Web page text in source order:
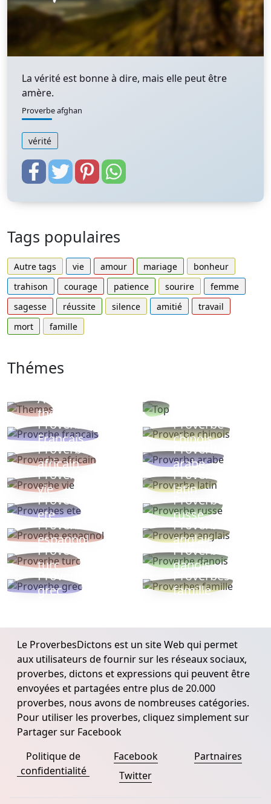
La vérité est bonne à dire, mais elle peut être
amère.
Proverbe afghan
vérité
Tags populaires
Autre tags vie amour mariage
bonheur
trahison
courage patience sourire
femme
sagesse
réussite silence amitié
travail
mort
famille
Thémes
Autres
thèmes
Proverbe
Français
Proverbe
chinois
Proverbe
africain
Proverbe
arabe
Proverbe
vie
Proverbe
latin
Proverbes
ete
Proverbe
russe
Proverbe
espagnol
Proverbe
anglais
Proverbe
turc
Proverbe
danois
Proverbe
grec
Proverbes
famille
Le ProverbesDictons est un site Web qui permet
aux utilisateurs de fournir sur les réseaux sociaux,
proverbes, dictons et expressions qui peuvent être
envoyées et partagées entre plus de 20.000
proverbes, nous avons de nombreuses catégories.
Pour utiliser les proverbes, cliquez simplement sur
Partager sur Facebook
Politique de
confidentialité
Facebook
Twitter
Partnaires